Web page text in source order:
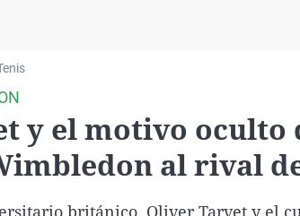
y el
País Vasco
y el motivo oculto
al rival
británico, Oliver Tarvet y el